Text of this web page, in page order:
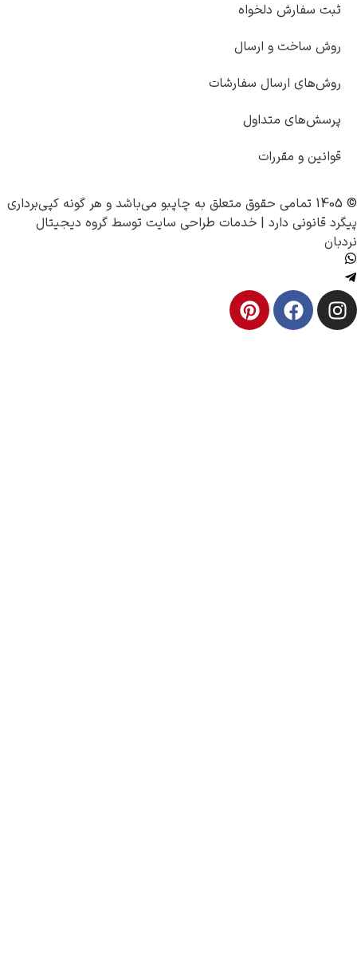
دلخواه
و ارسال
سفارشات
متداول
چاپبومی‌باشد و هر گونه کپی‌برداری
دارد |خدمات طراحی سایتتوسطگروه دیجیتال